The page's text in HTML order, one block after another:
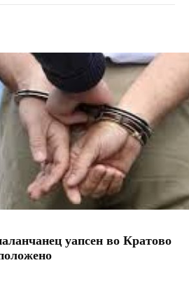
уапсен во Кратово